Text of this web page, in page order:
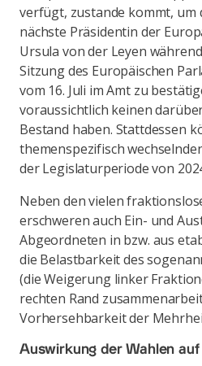
verfügt, zustande kommt, um
nächste Präsidentin der
Ursula von der Leyen
Sitzung des Europäischen
vom 16. Juli im Amt zu
voraussichtlich keinen
Bestand haben. Stattdessen
themenspezifisch
der Legislaturperiode von
Neben den vielen
erschweren auch Ein- und
Abgeordneten in bzw. aus
die Belastbarkeit des
(die Weigerung linker
rechten Rand
Vorhersehbarkeit der
Auswirkung der Wahlen